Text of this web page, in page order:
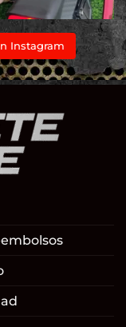
Instagram